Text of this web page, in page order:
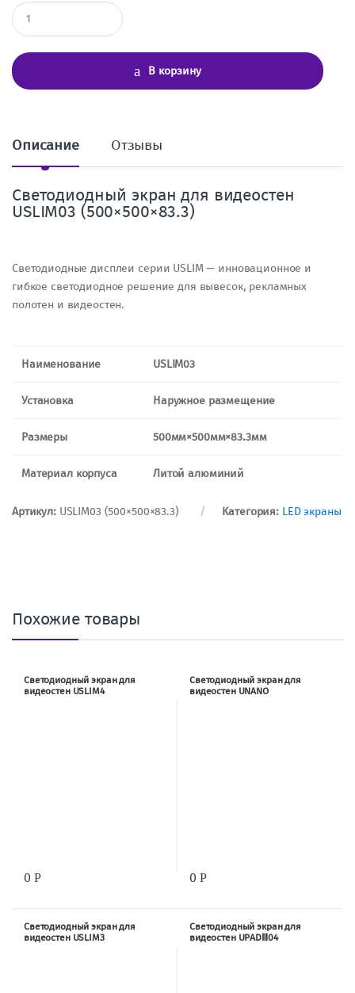
К
о
ч
е
В корзину
Описание Отзывы
Светодиодный экран для видеостен
USLIM03 (500×500×83.3)
Светодиодные дисплеи серии USLIM — инновационное и
гибкое светодиодное решение для вывесок, рекламных
полотен и видеостен.
Наименование USLIM03
Установка Наружное размещение
Размеры 500мм×500мм×83.3мм
Материал корпуса Литой алюминий
Артикул: USLIM03 (500×500×83.3) Категория: LED экраны
Похожие товары
Светодиодный экран для
видеостен USLIM4
0 Р
Светодиодный экран для
видеостен UNANO
0 Р
Светодиодный экран для
видеостен USLIM3
Светодиодный экран для
видеостен UPADⅢ04